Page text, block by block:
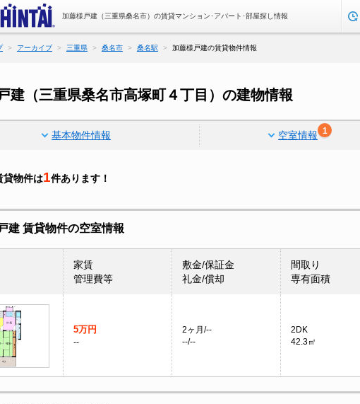
加藤様戸建（三重県桑名市）の賃貸マンション･アパート･部屋探し情報
アーカイブ 三重県 桑名市 桑名駅 加藤様戸建の賃貸物件情報
建（三重県桑名市高塚町４丁目）の建物情報
基本物件情報 空室情報 1
貸物件は1件あります！
建 賃貸物件の空室情報
家賃
管理費等
敷金/保証金
礼金/償却
間取り
専有面積
5万円
--
2ヶ月/--
--/--
2DK
42.3㎡